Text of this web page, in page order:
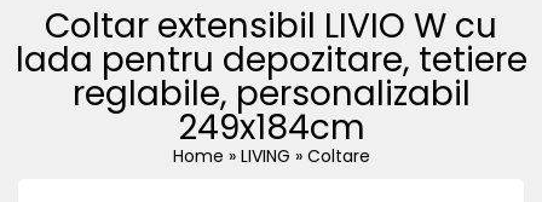
Coltar extensibil LIVIO W cu
lada pentru depozitare, tetiere
reglabile, personalizabil
249x184cm
Home » LIVING » Coltare